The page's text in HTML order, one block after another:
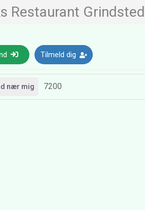
Restaurant Grindsted
Tilmeld dig
nær mig